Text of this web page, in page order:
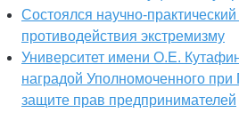
Состоялся научно-
противодействия экстремизму
Университет имени О.Е.
наградой Уполномоченного
защите прав предпринимателей